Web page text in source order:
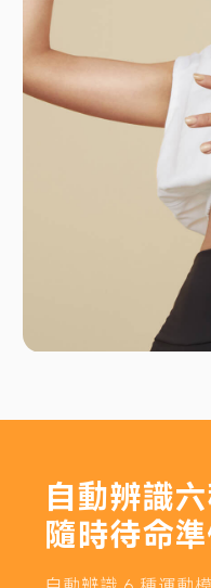
自動辨識
隨時待命